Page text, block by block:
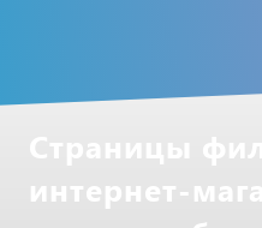
интернет-